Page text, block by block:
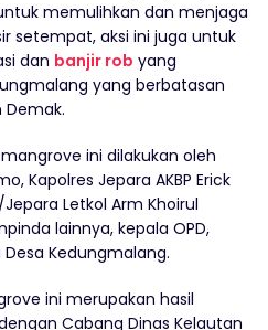
memulihkan dan menjaga
setempat, aksi ini juga untuk
dan banjir rob yang
yang berbatasan
ini dilakukan oleh
Kapolres Jepara AKBP Erick
Letkol Arm Khoirul
lainnya, kepala OPD,
Kedungmalang.
ini merupakan hasil
Cabang Dinas Kelautan